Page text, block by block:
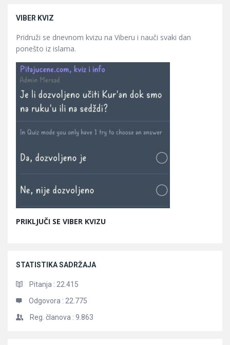
VIBER KVIZ
Pridruži se dnevnom kvizu na Viberu i nauči svaki dan
ponešto iz islama.
PRIKLJUČI SE VIBER KVIZU
STATISTIKA SADRŽAJA
Pitanja : 22.415
Odgovora : 22.775
Reg. članova : 9.863